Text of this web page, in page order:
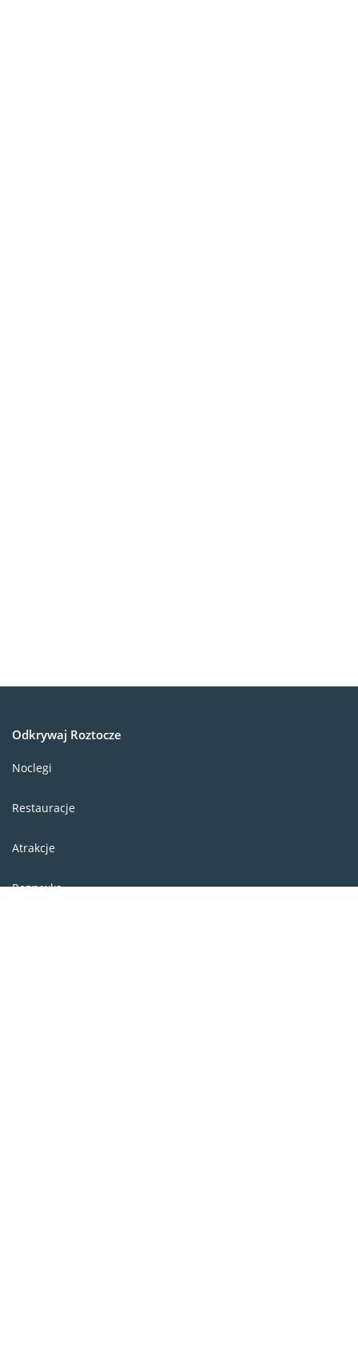
Odkrywaj Roztocze
Noclegi
Restauracje
Atrakcje
Rozrywka